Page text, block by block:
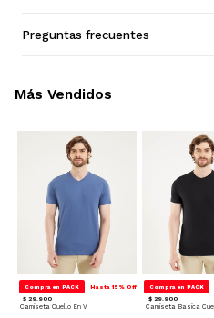
Preguntas frecuentes
Compra en PACK Hasta 15% Off
$ 29.900
Camiseta Cuello En V
Compra en PACK
$ 29.900
Más Vendidos